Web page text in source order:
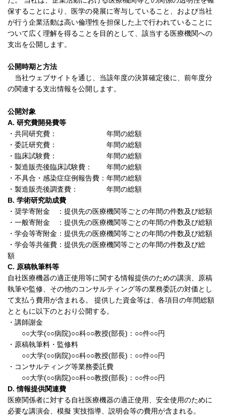
保することにより、医学の発展に寄与していること、および当社
が行う企業活動は高い倫理性を担保した上で行われていることに
ついて広く理解を得ることを目的として、該当する医療機関への
支出を公開します。
公開時期と方法
当社ウェブサイトを通じ、当該年度の決算確定後に、前年度分
の関連する支出情報を公開します。
公開対象
A. 研究費開発費等
・共同研究費： 年間の総額
・委託研究費： 年間の総額
・臨床試験費： 年間の総額
・製造販売後臨床試験費： 年間の総額
・不具合・感染症症例報告費：年間の総額
・製造販売後調査費： 年間の総額
B. 学術研究助成費
・奨学寄附金 ：提供先の医療機関等ごとの年間の件数及び総額
・一般寄附金 ：提供先の医療機関等ごとの年間の件数及び総額
・学会等寄附金：提供先の医療機関等ごとの年間の件数及び総額
・学会等共催費：提供先の医療機関等ごとの年間の件数及び総
額
C. 原稿執筆料等
自社医療機器の適正使用等に関する情報提供のための講演、原稿
執筆や監修、その他のコンサルティング等の業務委託の対価とし
て支払う費用が含まれる。 提供した資金等は、各項目の年間総額
とともに以下のとおり公開する。
・講師謝金
○○大学(○○病院)○○科○○教授(部長)：○○件○○円
・原稿執筆料・監修料
○○大学(○○病院)○○科○○教授(部長)：○○件○○円
・コンサルティング等業務委託費
○○大学(○○病院)○○科○○教授(部長)：○○件○○円
D. 情報提供関連費
医療関係者に対する自社医療機器の適正使用、安全使用のために
必要な講演会、模擬 実技指導、説明会等の費用が含まれる。